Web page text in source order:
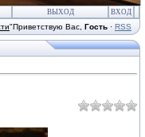
ВЫХОД ВХОД
"Приветствую Вас Гость · RSS